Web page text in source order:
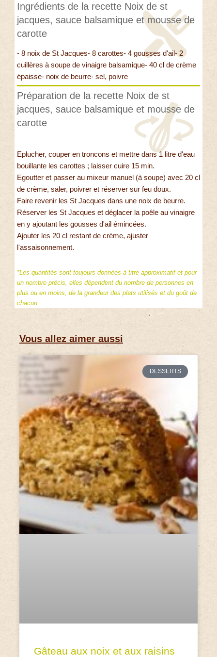
Ingrédients de la recette Noix de st
jacques, sauce balsamique et mousse de
carotte
- 8 noix de St Jacques- 8 carottes- 4 gousses d'ail- 2
cuillères à soupe de vinaigre balsamique- 40 cl de crème
épaisse- noix de beurre- sel, poivre
Préparation de la recette Noix de st
jacques, sauce balsamique et mousse de
carotte
Eplucher, couper en troncons et mettre dans 1 litre d'eau
bouillante les carottes ; laisser cuire 15 min.
Egoutter et passer au mixeur manuel (à soupe) avec 20 cl
de crème, saler, poivrer et réserver sur feu doux.
Faire revenir les St Jacques dans une noix de beurre.
Réserver les St Jacques et déglacer la poêle au vinaigre
en y ajoutant les gousses d'ail émincées.
Ajouter les 20 cl restant de crème, ajuster
l'assaisonnement.
*Les quantités sont toujours données à titre approximatif et pour
un nombre précis, elles dépendent du nombre de personnes en
plus ou en moins, de la grandeur des plats utilisés et du goût de
chacun.
Vous allez aimer aussi
DESSERTS
Gâteau aux noix et aux raisins